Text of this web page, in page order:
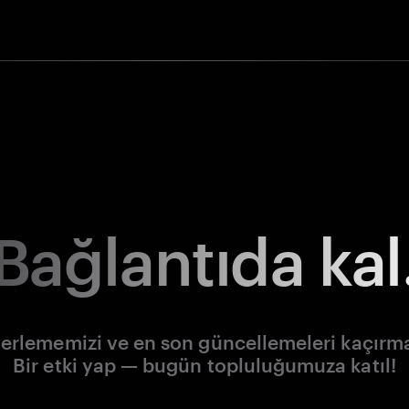
ve en son güncellemeleri
Bir etki yap — bugün topluluğumuza katıl!